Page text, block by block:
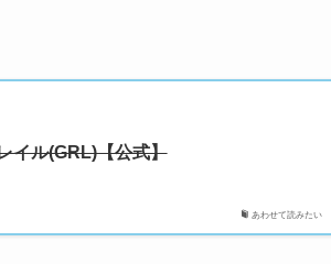
あわせて読みたい
イル(GRL)【公式】